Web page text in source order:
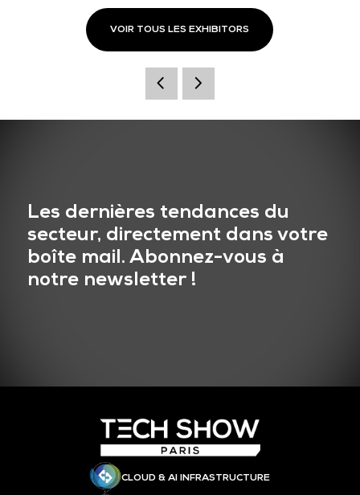
VOIR TOUS LES EXHIBITORS
Les dernières tendances du
secteur, directement dans votre
boîte mail. Abonnez-vous à
notre newsletter !
CLOUD & AI INFRASTRUCTURE